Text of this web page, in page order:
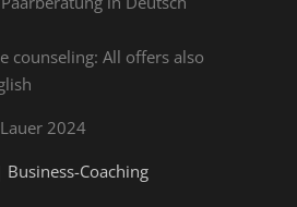
counseling: All offers also
2024
Business-Coaching